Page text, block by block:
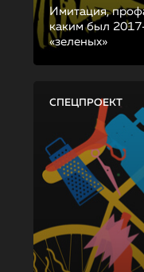
Имитация,
каким был
«зеленых»
СПЕЦПРОЕКТ